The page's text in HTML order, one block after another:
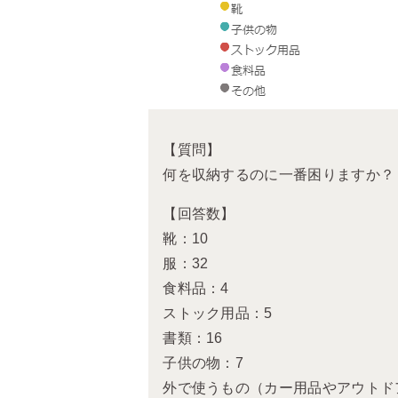
【質問】
何を収納するのに一番困りますか？
【回答数】
靴：10
服：32
食料品：4
ストック用品：5
書類：16
子供の物：7
外で使うもの（カー用品やアウト